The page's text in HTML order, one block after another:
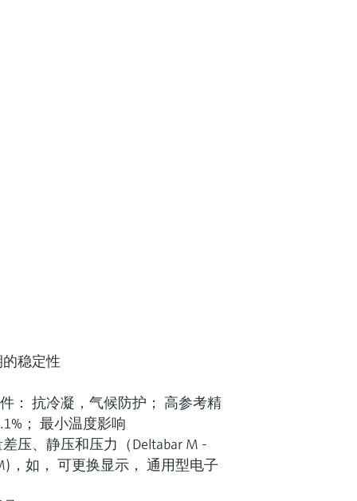
稳定性
： 抗冷凝，气候防护； 高参考精
； 最小温度影响
压、静压和压力（Deltabar M -
，如， 可更换显示， 通用型电子